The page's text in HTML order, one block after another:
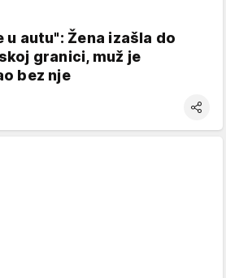
u autu": Žena izašla do
granici, muž je
bez nje